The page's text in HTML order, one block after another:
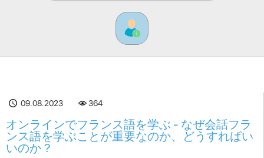
09.08.2023 364
オンラインでフランス語を学ぶ - なぜ会話フラ
ンス語を学ぶことが重要なのか、どうすればい
いのか？